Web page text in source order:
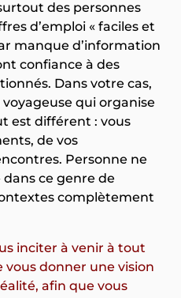
des personnes
d’emploi « faciles et
manque d’information
confiance à des
Dans votre cas,
qui organise
est différent : vous
de vos
Personne ne
ce genre de
complètement
inciter à venir à tout
donner une vision
afin que vous